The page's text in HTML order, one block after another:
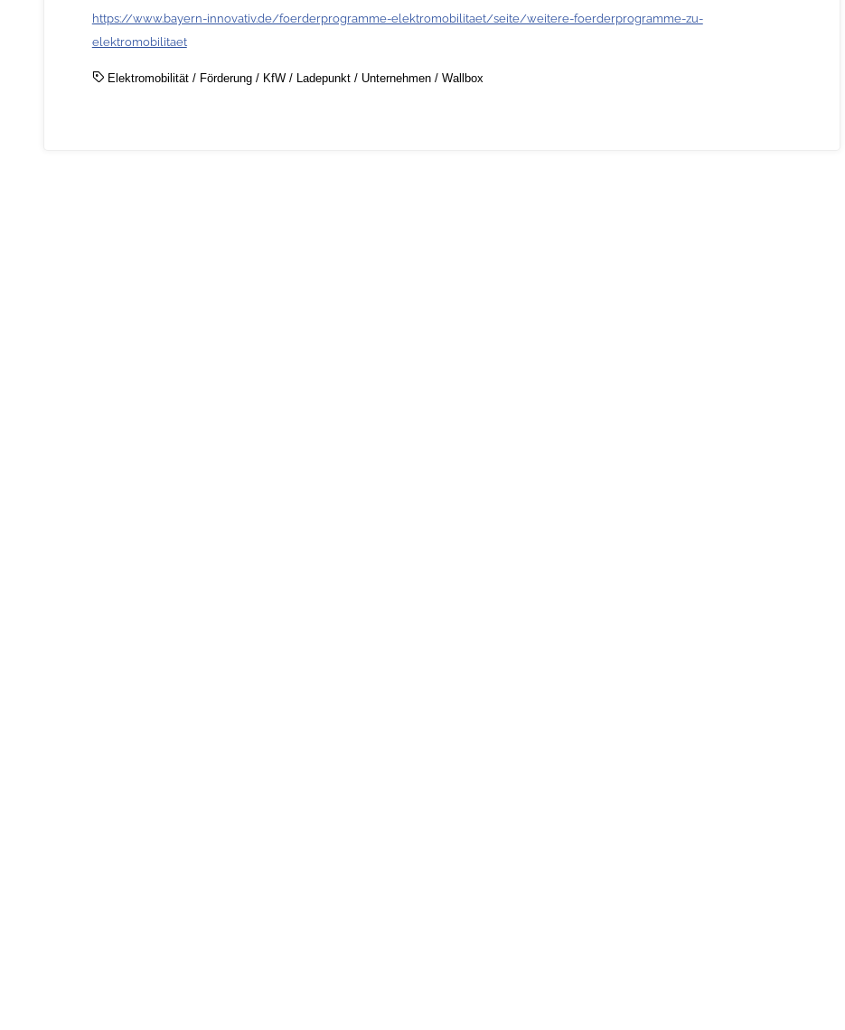
https://www.bayern-innovativ.de/foerderprogramme-elektromobilitaet/seite/weitere-foerderprogramme-zu-
elektromobilitaet
Elektromobilität/ Förderung/ KfW/ Ladepunkt/ Unternehmen/ Wallbox